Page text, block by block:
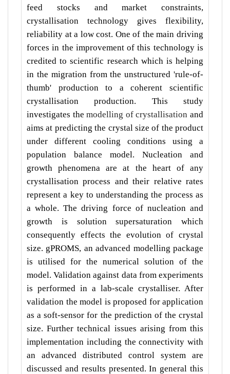
feed stocks and market constraints,
crystallisation technology gives flexibility,
reliability at a low cost. One of the main driving
forces in the improvement of this technology is
credited to scientific research which is helping
in the migration from the unstructured 'rule-of-
thumb' production to a coherent scientific
crystallisation production. This study
investigates themodelling of crystallisation and
aims at predicting the crystal size of the product
under different cooling conditions using a
population balance model. Nucleation and
growth phenomena are at the heart of any
crystallisation process and their relative rates
represent a key to understanding the process as
a whole. The driving force of nucleation and
growth is solution supersaturation which
consequently effects the evolution of crystal
size. gPROMS, an advanced modelling package
is utilised for the numerical solution of the
model. Validation against data from experiments
is performed in a lab-scale crystalliser. After
validation the model is proposed for application
as a soft-sensor for the prediction of the crystal
size. Further technical issues arising from this
implementation including the connectivity with
an advanced distributed control system are
discussed and results presented. In general this